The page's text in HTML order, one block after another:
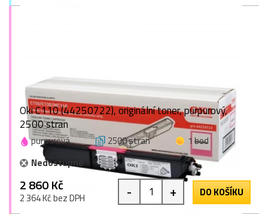
Oki C110 (44250722), originální toner, purpurový,
2500 stran
purpurová 2500 stran
1 bod
Nedostupné
2 860 Kč
2 364 Kč bez DPH - + DO KOŠÍKU